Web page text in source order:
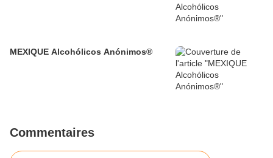
MEXIQUE Alcohólicos Anónimos®
Commentaires